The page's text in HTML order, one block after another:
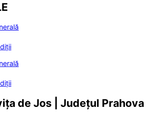
de Jos | Județul Prahova